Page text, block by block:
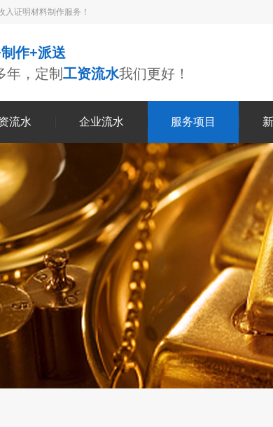
证明材料制作服务！
作+派送
年，定制 工资流水我们更好！
流水 企业流水 服务项目